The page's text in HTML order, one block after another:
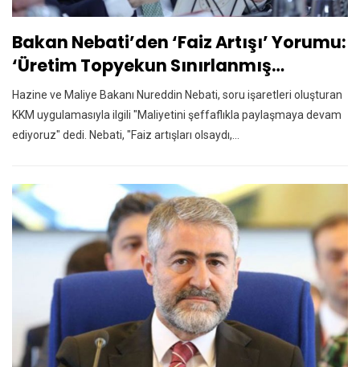
Bakan Nebati’den ‘faiz Artışı’ Yorumu:
‘Üretim Topyekun Sınırlanmış…
Hazine ve Maliye Bakanı Nureddin Nebati, soru işaretleri oluşturan
KKM uygulamasıyla ilgili "Maliyetini şeffaflıkla paylaşmaya devam
ediyoruz" dedi. Nebati, "Faiz artışları olsaydı,…